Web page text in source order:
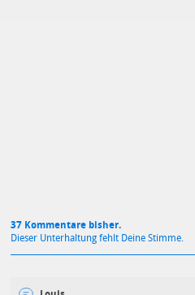
37 Kommentare bisher.
Dieser Unterhaltung fehlt Deine Stimme.